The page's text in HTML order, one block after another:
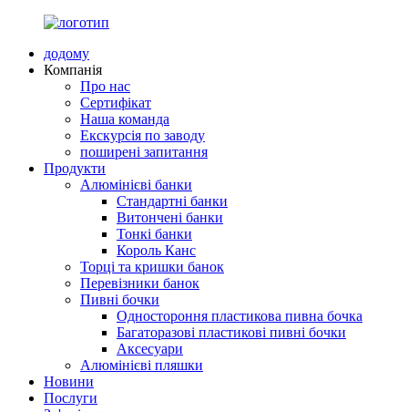
додому
Компанія
Про нас
Сертифікат
Наша команда
Екскурсія по заводу
поширені запитання
Продукти
Алюмінієві банки
Стандартні банки
Витончені банки
Тонкі банки
Король Канс
Торці та кришки банок
Перевізники банок
Пивні бочки
Одностороння пластикова пивна бочка
Багаторазові пластикові пивні бочки
Аксесуари
Алюмінієві пляшки
Новини
Послуги